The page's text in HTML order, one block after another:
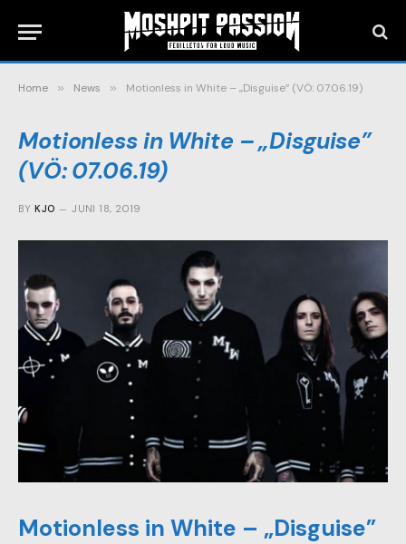
Home » News » Motionless in White – „Disguise” (VÖ: 07.06.19)
Motionless in White – „Disguise”
(VÖ: 07.06.19)
BY KJO JUNI 18, 2019
Motionless in White – „Disguise”